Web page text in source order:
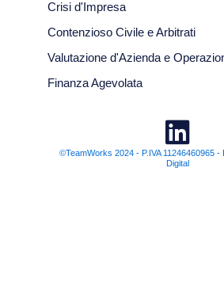
Crisi d'Impresa
Contenzioso Civile e Arbitrati
Valutazione d'Azienda e
Finanza Agevolata
©TeamWorks 2024 - P.IVA 11246460965
Digital